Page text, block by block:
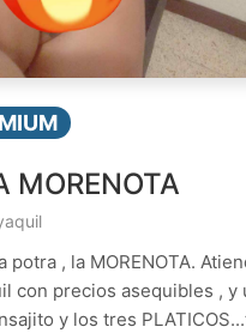
MORENOTA
potra , la MORENOTA.
con precios asequibles , y
y los tres